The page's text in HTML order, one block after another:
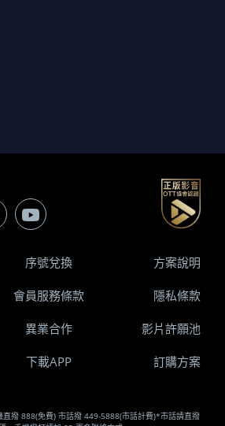
撥 888(免費) 市話撥 449-5888(市話計費)*市話請直撥
序號兌換 方案說明
會員服務條款 隱私條款
異業合作 影片許願池
下載APP 訂購方案